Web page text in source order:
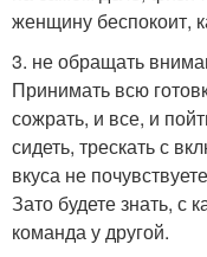
женщину беспокоит,
3. не обращать
Принимать всю
сожрать, и все, и
сидеть, трескать с
вкуса не
Зато будете знать, с
команда у другой.